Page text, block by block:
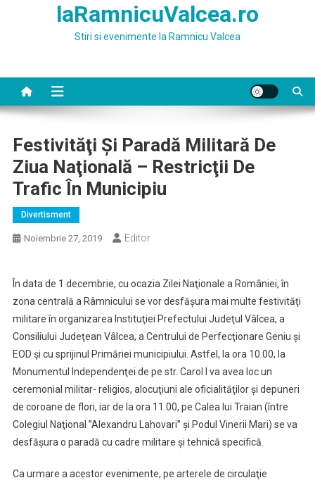
laRamnicuValcea.ro
Stiri si evenimente la Ramnicu Valcea
Festivităţi Şi Paradă Militară De
Ziua Naţională – Restricţii De
Trafic În Municipiu
Divertisment
Noiembrie 27, 2019 Editor
În data de 1 decembrie, cu ocazia Zilei Naţionale a României, în
zona centrală a Râmnicului se vor desfăşura mai multe festivităţi
militare în organizarea Instituţiei Prefectului Judeţul Vâlcea, a
Consiliului Judeţean Vâlcea, a Centrului de Perfecţionare Geniu şi
EOD şi cu sprijinul Primăriei municipiului. Astfel, la ora 10.00, la
Monumentul Independenţei de pe str. Carol I va avea loc un
ceremonial militar- religios, alocuţiuni ale oficialităţilor şi depuneri
de coroane de flori, iar de la ora 11.00, pe Calea lui Traian (între
Colegiul Naţional ”Alexandru Lahovari” şi Podul Vinerii Mari) se va
desfăşura o paradă cu cadre militare şi tehnică specifică.
Ca urmare a acestor evenimente, pe arterele de circulaţie